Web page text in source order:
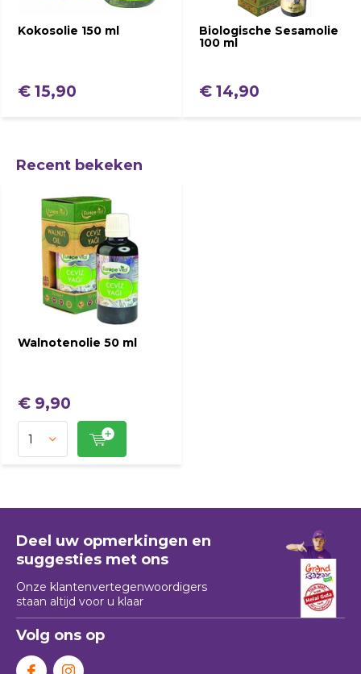
Kokosolie 150 ml
€ 15,90
Biologische Sesamolie
100 ml
€ 14,90
Recent bekeken
Walnotenolie 50 ml
€ 9,90
Deel uw opmerkingen en
suggesties met ons
Onze klantenvertegenwoordigers
staan ​​altijd voor u klaar
Volg ons op